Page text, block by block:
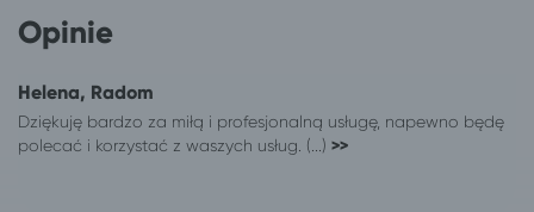
Gdańsk
Gdańsk
Gdańsk
Gdańsk
Duszniki-Zdrój
Opinie
Helena, Radom
Dziękuję bardzo za miłą i profesjonalną usługę, napewno będę
polecać i korzystać z waszych usług. (...) >>